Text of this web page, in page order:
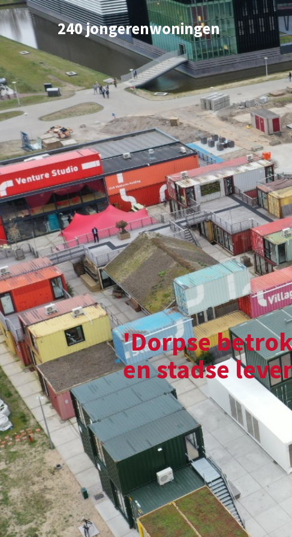
240 jongerenwoningen
'Dorpse betrokkenheid
en stadse levendigheid'